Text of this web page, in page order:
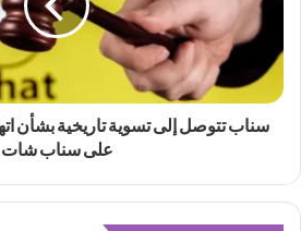
سناب تتوصل إلى تسوية تاريخية بشأن
على سناب شات